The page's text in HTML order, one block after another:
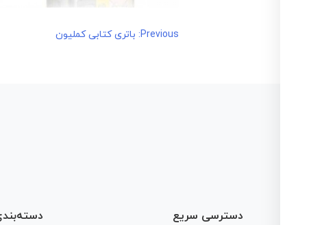
راهبری
Previous: باتری کتابی کملیون
دسترسی سریع